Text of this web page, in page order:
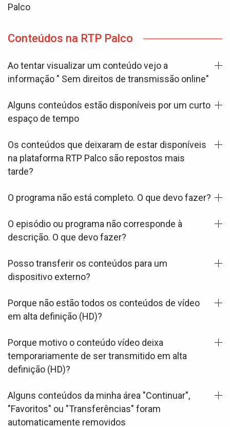
Palco
Conteúdos na RTP Palco
Ao tentar visualizar um conteúdo vejo a
informação " Sem direitos de transmissão online"
Alguns conteúdos estão disponíveis por um curto
espaço de tempo
Os conteúdos que deixaram de estar disponíveis
na plataforma RTP Palco são repostos mais
tarde?
O programa não está completo. O que devo fazer?
O episódio ou programa não corresponde à
descrição. O que devo fazer?
Posso transferir os conteúdos para um
dispositivo externo?
Porque não estão todos os conteúdos de vídeo
em alta definição (HD)?
Porque motivo o conteúdo vídeo deixa
temporariamente de ser transmitido em alta
definição (HD)?
Alguns conteúdos da minha área "Continuar",
"Favoritos" ou "Transferências" foram
automaticamente removidos